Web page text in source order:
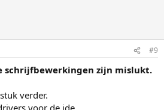
#9
schrijfbewerkingen zijn mislukt.
verder.
voor de ide.